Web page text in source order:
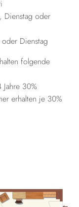
Dienstag oder
Dienstag
folgende
30%
erhalten je 30%